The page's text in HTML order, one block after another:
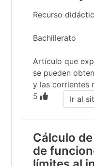
Recurso
Bachillerato
Artículo que
se pueden
y las corrientes
5
Ir al
Cálculo
de